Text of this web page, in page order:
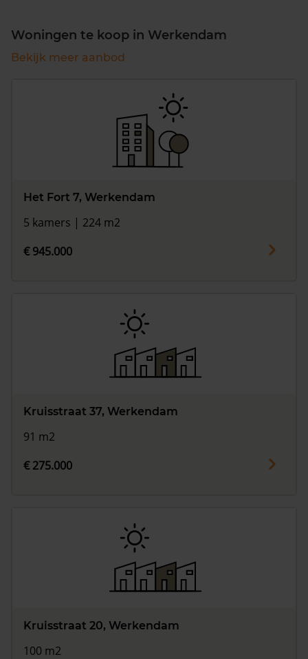
Woningen te koop in Werkendam
Bekijk meer aanbod
Het Fort 7, Werkendam
5 kamers | 224 m2
€ 945.000
Kruisstraat 37, Werkendam
91 m2
€ 275.000
Kruisstraat 20, Werkendam
100 m2